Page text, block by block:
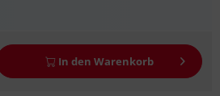
In den Warenkorb